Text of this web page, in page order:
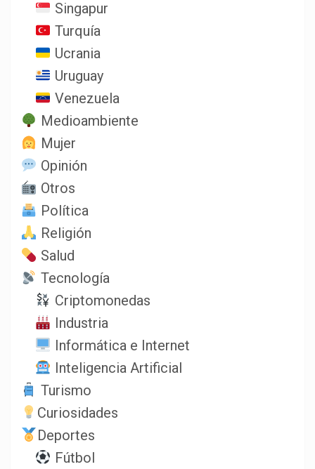
Singapur
Turquía
Ucrania
Uruguay
Venezuela
Medioambiente
Mujer
Opinión
Otros
Política
Religión
Salud
Tecnología
Criptomonedas
Industria
Informática e Internet
Inteligencia Artificial
Turismo
Curiosidades
Deportes
Fútbol